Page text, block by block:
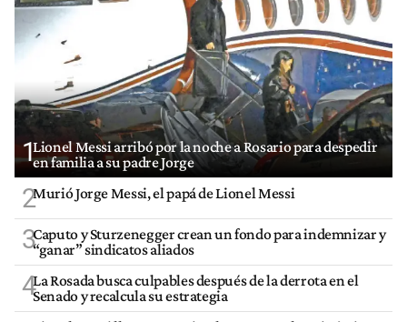
1Lionel Messi arribó por la noche a Rosario para despedir
en familia a su padre Jorge
2Murió Jorge Messi, el papá de Lionel Messi
3Caputo y Sturzenegger crean un fondo para indemnizar y
“ganar” sindicatos aliados
4La Rosada busca culpables después de la derrota en el
Senado y recalcula su estrategia